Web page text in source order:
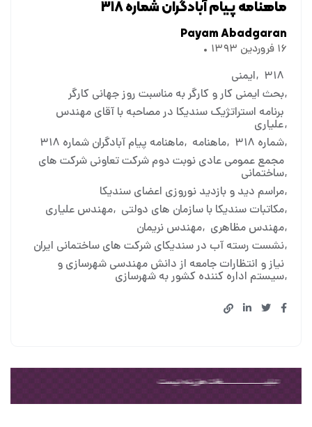
ماهنامه پیام آبادگران شماره ۳۱۸
Payam Abadgaran
۱۶ فروردین ۱۳۹۳
۳۱۸ ایمنی
بحث ایمنی کار و کارگر به مناسبت روز جهانی کارگر
برنامه استراتژیک سندیکا در مصاحبه با آقای مهندس
علیاری
شماره ۳۱۸
ماهنامه ماهنامه پیام آبادگران شماره ۳۱۸
مجمع عمومی عادی نوبت دوم شرکت تعاونی شرکت های
ساختمانی
مراسم دید و بازدید نوروزی اعضای سندیکا
مکاتبات سندیکا با سازمان های دولتی مهندس علیاری
مهندس مظاهری مهندس نریمان
نشست رسته آب در سندیکای شرکت های ساختمانی ایران
نیاز و انتظارات جامعه از دانش مهندسی شهرسازی و
سیستم اداره کننده کشور به شهرسازی